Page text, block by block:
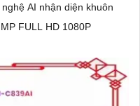
AI nhận diện khuôn
FULL HD 1080P